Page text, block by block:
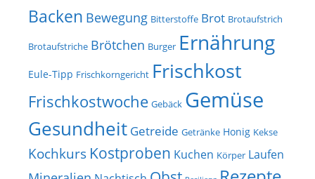
Backen Bewegung Bitterstoffe Brot Brotaufstrich
Brotaufstriche Brötchen Burger Ernährung
Eule-Tipp Frischkorngericht Frischkost
Frischkostwoche Gebäck Gemüse
Gesundheit Getreide Getränke Honig Kekse
Kochkurs Kostproben Kuchen Körper Laufen